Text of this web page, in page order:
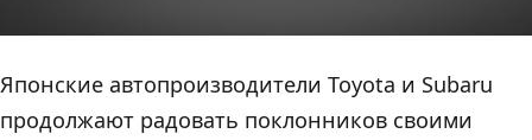
Японские автопроизводители Toyota и Subaru
продолжают радовать поклонников своими